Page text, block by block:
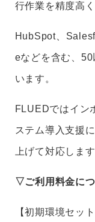
行作業を精度高
HubSpot、
eなどを含む、
います。
FLUEDではイン
ステム導入支援
上げて対応します
▽ご利用料金に
【初期環境セッ